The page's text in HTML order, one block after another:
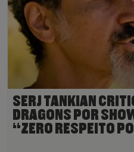
SERJ TANKIAN
DRAGONS POR
“ZERO RESPEITO